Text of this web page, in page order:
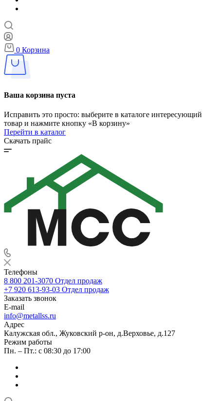
0 Корзина
Ваша корзина пуста
Исправить это просто: выберите в каталоге интересующий
товар и нажмите кнопку «В корзину»
Перейти в каталог
Скачать прайс
Телефоны
8 800 201-3070 Отдел продаж
+7 920 613-93-03 Отдел продаж
Заказать звонок
E-mail
info@metallss.ru
Адрес
Калужская обл., Жуковский р-он, д.Верховье, д.127
Режим работы
Пн. – Пт.: с 08:30 до 17:00